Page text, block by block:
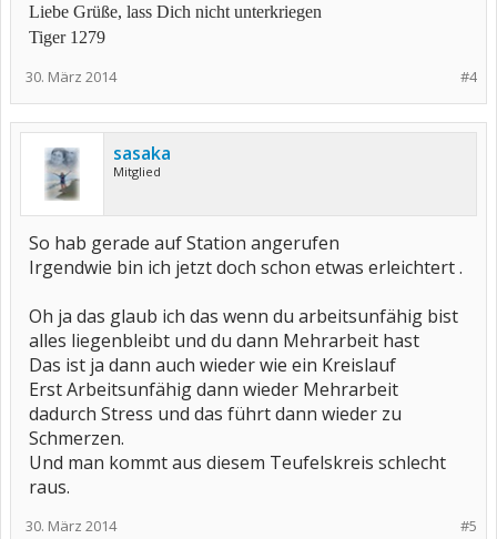
Liebe Grüße, lass Dich nicht unterkriegen
Tiger 1279
#4
30. März 2014
sasaka
Mitglied
So hab gerade auf Station angerufen
Irgendwie bin ich jetzt doch schon etwas erleichtert .
Oh ja das glaub ich das wenn du arbeitsunfähig bist
alles liegenbleibt und du dann Mehrarbeit hast
Das ist ja dann auch wieder wie ein Kreislauf
Erst Arbeitsunfähig dann wieder Mehrarbeit
dadurch Stress und das führt dann wieder zu
Schmerzen.
Und man kommt aus diesem Teufelskreis schlecht
raus.
#5
30. März 2014